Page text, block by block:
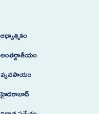
ఆధ్యాత్మికం
అంతర్జాతీయం
వ్యవసాయం
హైదరాబాద్